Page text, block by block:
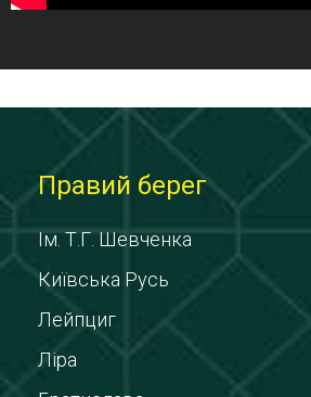
Правий берег
Ім. Т.Г. Шевченка
Київська Русь
Лейпциг
Ліра